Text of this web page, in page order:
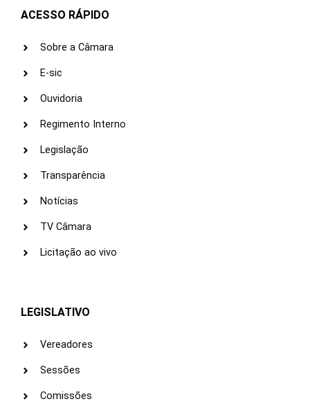
ACESSO RÁPIDO
Sobre a Câmara
E-sic
Ouvidoria
Regimento Interno
Legislação
Transparência
Notícias
TV Câmara
Licitação ao vivo
LEGISLATIVO
Vereadores
Sessões
Comissões